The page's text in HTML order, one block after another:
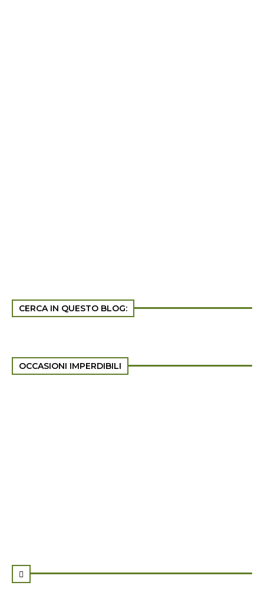
CERCA IN QUESTO BLOG:
OCCASIONI IMPERDIBILI
